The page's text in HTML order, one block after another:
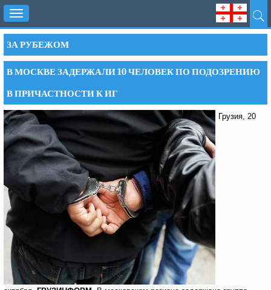
Toggle
navigation
ЗА РУБЕЖОМ
В МОСКВЕ ЗАДЕРЖАЛИ 10 ЧЕЛОВЕК ПО ПОДОЗРЕНИЮ
В ПРИЧАСТНОСТИ К ИГ
Грузия, 20